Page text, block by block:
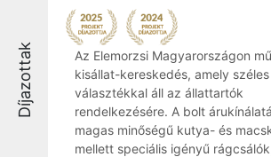
Díjazottak
Az Elemorzsi Magyarországon
kisállat-kereskedés, amely széles
választékkal áll az állattartók
rendelkezésére. A bolt
magas minőségű kutya- és
mellett speciális igényű